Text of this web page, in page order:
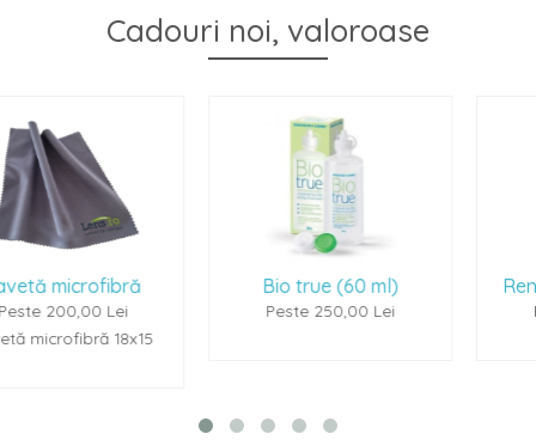
Cadouri noi, valoroase
Bio true (60 ml) Renu Multiplus